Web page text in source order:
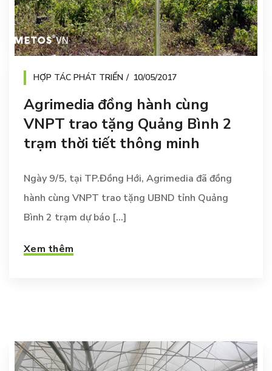
HỢP TÁC PHÁT TRIỂN 10/05/2017
Agrimedia đồng hành cùng
VNPT trao tặng Quảng Bình 2
trạm thời tiết thông minh
Ngày 9/5, tại TP.Đồng Hới, Agrimedia đã đồng
hành cùng VNPT trao tặng UBND tỉnh Quảng
Bình 2 trạm dự báo [...]
Xem thêm